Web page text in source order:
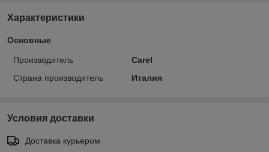
Характеристики
Основные
Производитель
Carel
Страна производитель
Италия
Условия доставки
Доставка курьером